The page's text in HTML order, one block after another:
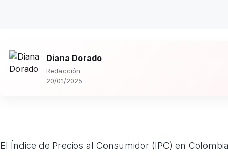
Diana Dorado
Redacción
20/01/2025
El Índice de Precios al Consumidor (IPC) en